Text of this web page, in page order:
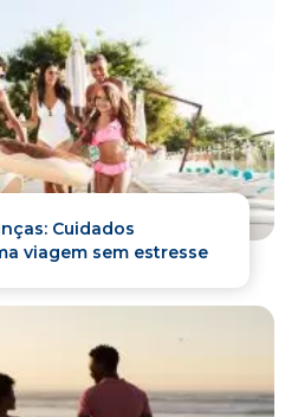
Cuidados
viagem sem estresse